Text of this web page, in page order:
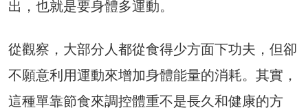
出，也就是要身體多運動。
從觀察，大部分人都從食得少方面下功夫，但卻
不願意利用運動來增加身體能量的消耗。其實，
這種單靠節食來調控體重不是長久和健康的方